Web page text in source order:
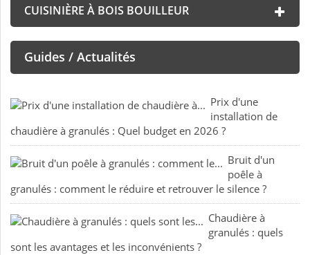
CUISINIÈRE À BOIS BOUILLEUR
Guides / Actualités
Prix d'une
installation de
chaudière à granulés : Quel budget en 2026 ?
Bruit d'un
poêle à
granulés : comment le réduire et retrouver le silence ?
Chaudière à
granulés : quels
sont les avantages et les inconvénients ?